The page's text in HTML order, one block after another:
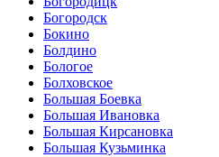
Богородск
Бокино
Болдино
Бологое
Болховское
Большая Боевка
Большая Ивановка
Большая Кирсановка
Большая Кузьминка